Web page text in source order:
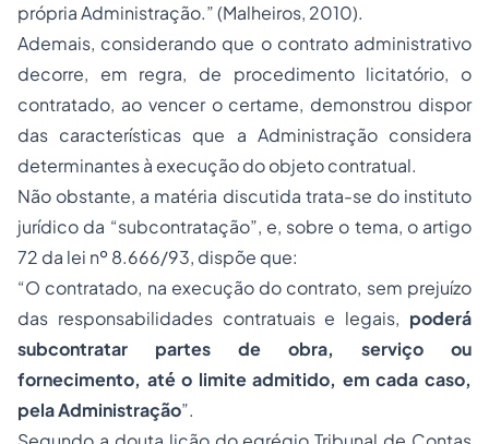
própria Administração.” (Malheiros, 2010).
Ademais, considerando que o contrato administrativo
decorre, em regra, de procedimento licitatório, o
contratado, ao vencer o certame, demonstrou dispor
das características que a Administração considera
determinantes à execução do objeto contratual.
Não obstante, a matéria discutida trata-se do instituto
jurídico da “subcontratação”, e, sobre o tema, o artigo
72 da lei nº 8.666/93, dispõe que:
“O contratado, na execução do contrato, sem prejuízo
das responsabilidades contratuais e legais, poderá
subcontratar partes de obra, serviço ou
fornecimento, até o limite admitido, em cada caso,
pela Administração”.